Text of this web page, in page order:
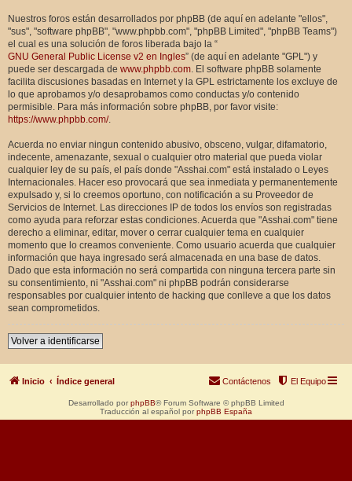
Nuestros foros están desarrollados por phpBB (de aquí en adelante "ellos",
"sus", "software phpBB", "www.phpbb.com", "phpBB Limited", "phpBB Teams")
el cual es una solución de foros liberada bajo la “
GNU General Public License v2 en Ingles” (de aquí en adelante "GPL") y
puede ser descargada de www.phpbb.com. El software phpBB solamente
facilita discusiones basadas en Internet y la GPL estrictamente los excluye de
lo que aprobamos y/o desaprobamos como conductas y/o contenido
permisible. Para más información sobre phpBB, por favor visite:
https://www.phpbb.com/.
Acuerda no enviar ningun contenido abusivo, obsceno, vulgar, difamatorio,
indecente, amenazante, sexual o cualquier otro material que pueda violar
cualquier ley de su país, el país donde "Asshai.com" está instalado o Leyes
Internacionales. Hacer eso provocará que sea inmediata y permanentemente
expulsado y, si lo creemos oportuno, con notificación a su Proveedor de
Servicios de Internet. Las direcciones IP de todos los envíos son registradas
como ayuda para reforzar estas condiciones. Acuerda que "Asshai.com" tiene
derecho a eliminar, editar, mover o cerrar cualquier tema en cualquier
momento que lo creamos conveniente. Como usuario acuerda que cualquier
información que haya ingresado será almacenada en una base de datos.
Dado que esta información no será compartida con ninguna tercera parte sin
su consentimiento, ni "Asshai.com" ni phpBB podrán considerarse
responsables por cualquier intento de hacking que conlleve a que los datos
sean comprometidos.
Volver a identificarse
Inicio Índice general El Equipo
Contáctenos
Desarrollado por phpBB® Forum Software © phpBB Limited
Traducción al español por phpBB España